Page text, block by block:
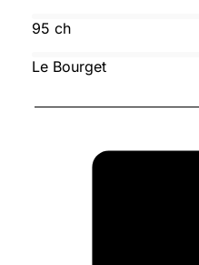
95 ch
Le Bourget